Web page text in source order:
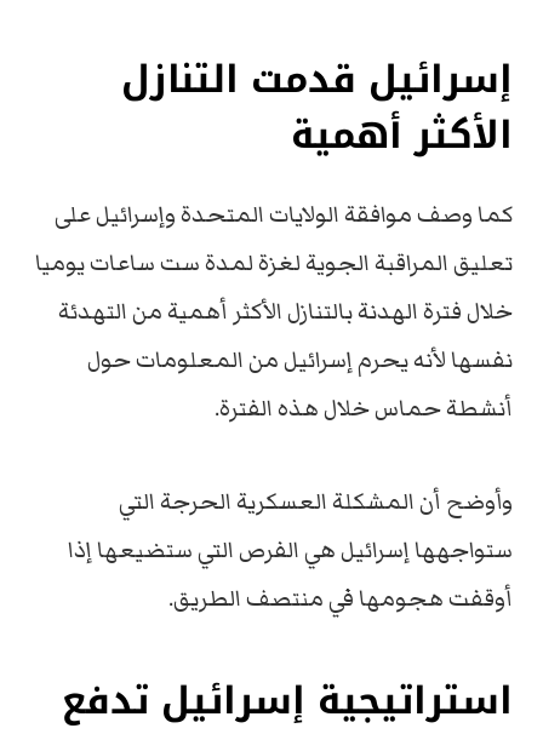
إسرائيل قدمت التنازل
الأكثر أهمية
كما وصف موافقة الولايات المتحدة وإسرائيل على
تعليق المراقبة الجوية لغزة لمدة ست ساعات يوميا
خلال فترة الهدنة بالتنازل الأكثر أهمية من التهدئة
نفسها لأنه يحرم إسرائيل من المعلومات حول
أنشطة حماس خلال هذه الفترة.
وأوضح أن المشكلة العسكرية الحرجة التي
ستواجهها إسرائيل هي الفرص التي ستضيعها إذا
أوقفت هجومها في منتصف الطريق.
استراتيجية إسرائيل تدفع